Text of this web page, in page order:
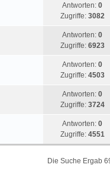
Antworten: 0
Zugriffe: 3082
Antworten: 0
Zugriffe: 6923
Antworten: 0
Zugriffe: 4503
Antworten: 0
Zugriffe: 3724
Antworten: 0
Zugriffe: 4551
Die Suche Ergab